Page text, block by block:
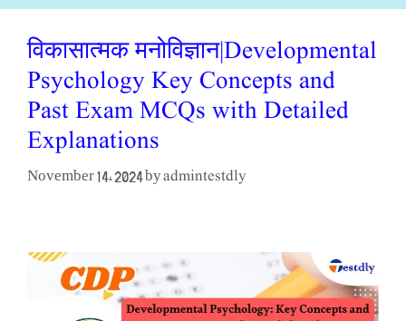
विकासात्मक मनोविज्ञान|Developmental
Psychology Key Concepts and
Past Exam MCQs with Detailed
Explanations
November 14, 2024 byadmintestdly